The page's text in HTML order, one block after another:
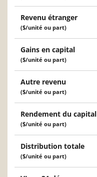
Revenu étranger
($/unité ou part)
Gains en capital
($/unité ou part)
Autre revenu
($/unité ou part)
Rendement du capital
($/unité ou part)
Distribution totale
($/unité ou part)